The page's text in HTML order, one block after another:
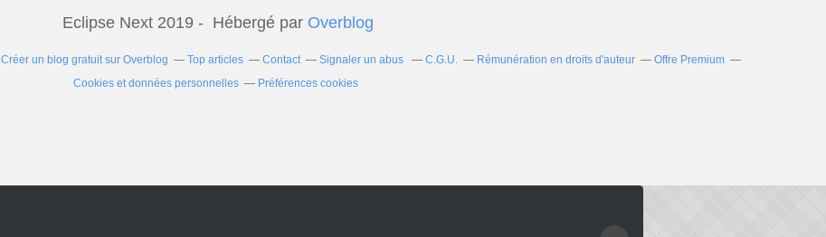
Eclipse Next 2019 - Hébergé par Overblog
Créer un blog gratuit sur Overblog Top articles Contact Signaler un abus C.G.U. Rémunération en droits d'auteur
Offre Premium
Cookies et données personnelles
Préférences cookies